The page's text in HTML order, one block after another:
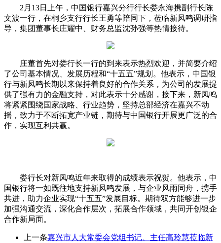
2月13日上午，中国银行嘉兴分行行长娄永海携副行长陈
文波一行，在桐乡支行行长王勇等陪同下，莅临新凤鸣调研指
导，集团董事长庄耀中、财务总监沈孙强等热情接待。
庄董首先对娄行长一行的到来表示热烈欢迎，并简要介绍
了公司基本情况、发展历程和“十五五”规划。他表示，中国银
行与新凤鸣长期以来保持着良好的合作关系，为公司的发展提
供了强有力的金融支持，对此表示十分感谢，接下来，新凤鸣
将紧紧围绕国家战略、行业趋势，坚持总部经济在嘉兴不动
摇，致力于不断拓宽产业链，期待与中国银行开展更广泛的合
作，实现互利共赢。
娄行长对新凤鸣近年来取得的成绩表示祝贺。他表示，中
国银行将一如既往地支持新凤鸣发展，与企业风雨同舟，携手
共进，助力企业实现“十五五”发展目标。期待双方能够进一步
加强沟通交流，深化合作层次，拓展合作领域，共同开创银企
合作新局面。
上一条嘉兴市人大常委会党组书记、主任高玲慧莅临新